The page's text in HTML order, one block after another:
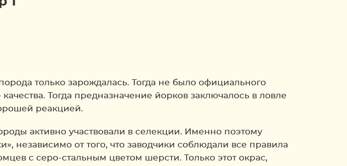
только зарождалась. Тогда не было официального
Тогда предназначение йорков заключалось в ловле
реакцией.
активно участвовали в селекции. Именно поэтому
независимо от того, что заводчики соблюдали все правила
с серо-стальным цветом шерсти. Только этот окрас,